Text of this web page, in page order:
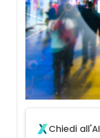
Chiedi all'AI